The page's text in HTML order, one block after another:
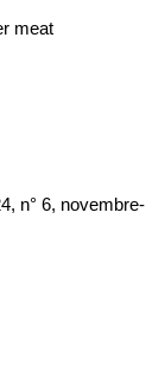
meat
n° 6, novembre-